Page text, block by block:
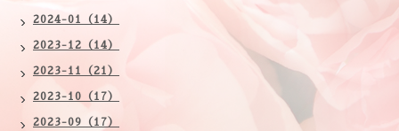
2024-01（14）
2023-12（14）
2023-11（21）
2023-10（17）
2023-09（17）